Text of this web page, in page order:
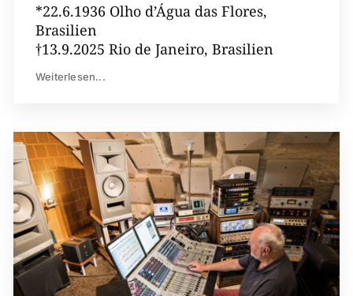
*22.6.1936 Olho d’Água das Flores,
Brasilien
†13.9.2025 Rio de Janeiro, Brasilien
Weiterlesen...